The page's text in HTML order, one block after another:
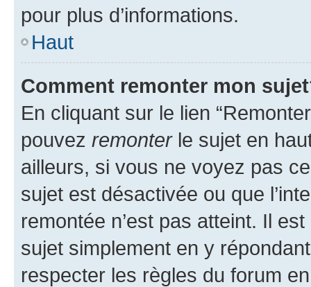
pour plus d’informations.
Haut
Comment remonter mon
En cliquant sur le lien
pouvez remonterle sujet en
ailleurs, si vous ne voyez pas
sujet est désactivée ou que
remontée n’est pas atteint. Il
sujet simplement en y
respecter les règles du forum